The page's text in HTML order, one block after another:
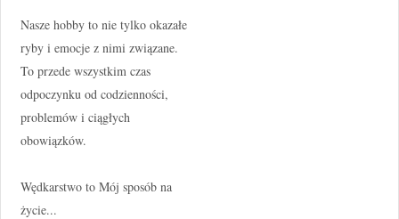
Nasze hobby to nie tylko okazałe
ryby i emocje z nimi związane.
To przede wszystkim czas
odpoczynku od codzienności,
problemów i ciągłych
obowiązków.
Wędkarstwo to Mój sposób na
życie...